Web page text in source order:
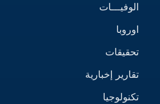
الوفيـــات
اوروبا
تحقيقات
تقارير إخبارية
تكنولوجيا